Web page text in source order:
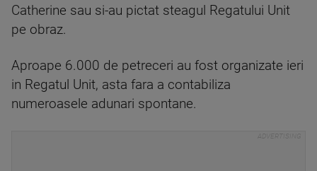
Catherine sau si-au pictat steagul Regatului Unit
pe obraz.
Aproape 6.000 de petreceri au fost organizate ieri
in Regatul Unit, asta fara a contabiliza
numeroasele adunari spontane.